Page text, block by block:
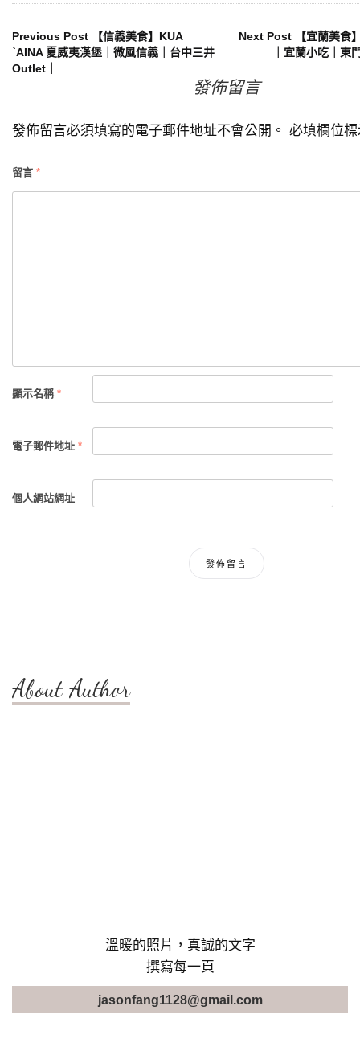
文
章
覽
Previous Post 【信義美食】KUA
`AINA 夏威夷漢堡｜微風信義｜台中三井
Outlet｜
Next Post 【宜蘭美食
｜宜蘭小吃｜東
發佈留言
發佈留言必須填寫的電子郵件地址不會公開。 必填欄位
留言 *
顯示名稱 *
電子郵件地址 *
個人網站網址
About Author
溫暖的照片，真誠的文字
撰寫每一頁
jasonfang1128@gmail.com